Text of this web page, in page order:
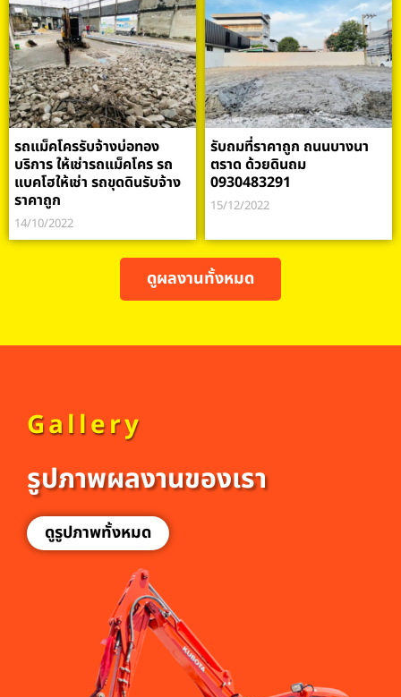
รถแม็คโครรับจ้างบ่อทอง
บริการ ให้เช่ารถแม็คโคร รถ
แบคโฮให้เช่า รถขุดดินรับจ้าง
ราคาถูก
14/10/2022
รับถมที่ราคาถูก ถนนบางนา
ตราด ด้วยดินถม
0930483291
15/12/2022
ดูผลงานทั้งหมด
Gallery
รูปภาพผลงานของเรา
ดูรูปภาพทั้งหมด